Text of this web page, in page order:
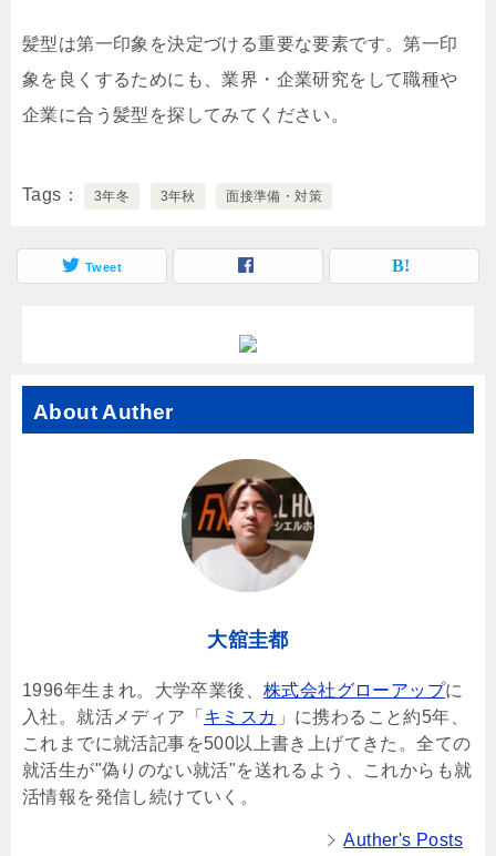
髪型は第一印象を決定づける重要な要素です。第一印
象を良くするためにも、業界・企業研究をして職種や
企業に合う髪型を探してみてください。
Tags 3年冬 3年秋 面接準備・対策
Tweet
About Auther
大舘圭都
1996年生まれ。大学卒業後、 株式会社グローアップに
入社。就活メディア「 キミスカ 」に携わること約5年、
これまでに就活記事を500以上書き上げてきた。全ての
就活生が"偽りのない就活"を送れるよう、これからも就
活情報を発信し続けていく。
Auther's Posts